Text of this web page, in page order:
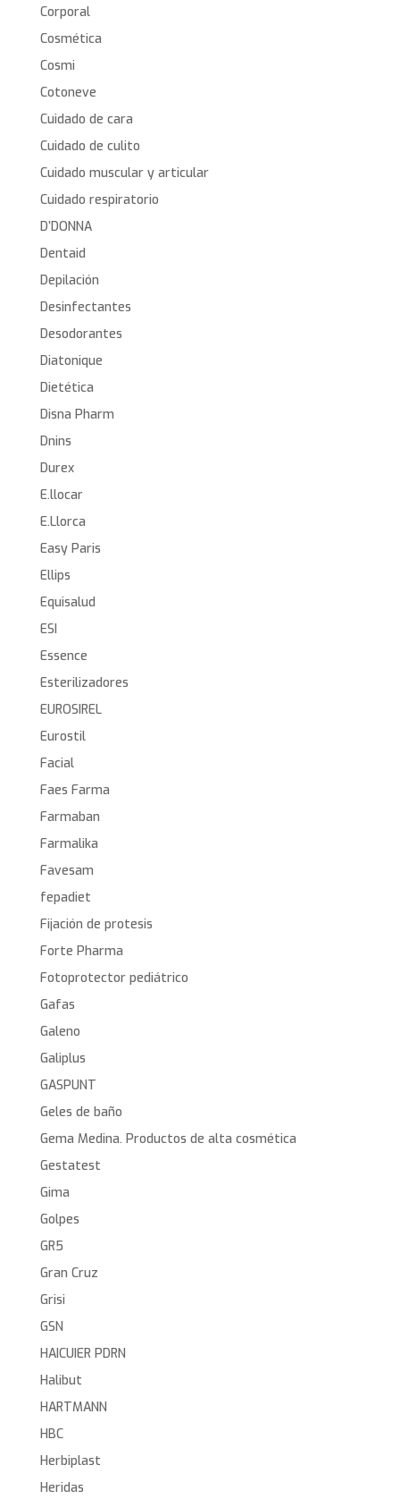
Corporal
Cosmética
Cosmi
Cotoneve
Cuidado de cara
Cuidado de culito
Cuidado muscular y articular
Cuidado respiratorio
D’DONNA
Dentaid
Depilación
Desinfectantes
Desodorantes
Diatonique
Dietética
Disna Pharm
Dnins
Durex
E.llocar
E.Llorca
Easy Paris
Ellips
Equisalud
ESI
Essence
Esterilizadores
EUROSIREL
Eurostil
Facial
Faes Farma
Farmaban
Farmalika
Favesam
fepadiet
Fijación de protesis
Forte Pharma
Fotoprotector pediátrico
Gafas
Galeno
Galiplus
GASPUNT
Geles de baño
Gema Medina. Productos de alta cosmética
Gestatest
Gima
Golpes
GR5
Gran Cruz
Grisi
GSN
HAICUIER PDRN
Halibut
HARTMANN
HBC
Herbiplast
Heridas